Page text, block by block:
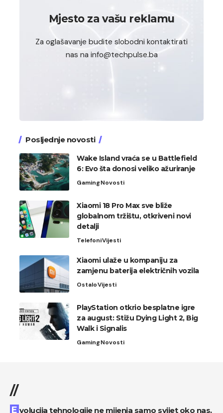
Mjesto za vašu reklamu
Za oglašavanje budite slobodni kontaktirati
nas na info@techpulse.ba
Posljednje novosti
Wake Island vraća se u Battlefield
6: Evo šta donosi veliko ažuriranje
GamingNovosti
Xiaomi 18 Pro Max sve bliže
globalnom tržištu, otkriveni novi
detalji
TelefoniVijesti
Xiaomi ulaže u kompaniju za
zamjenu baterija električnih vozila
OstaloVijesti
PlayStation otkrio besplatne igre
za august: Stižu Dying Light 2, Big
Walk i Signalis
GamingNovosti
//
Evolucija tehnologije ne mijenja samo svijet oko nas,